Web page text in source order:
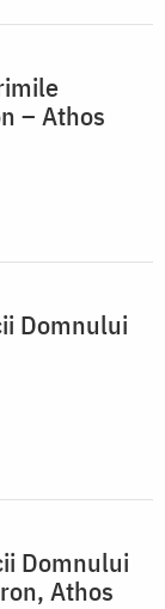
– Athos
Domnului
Domnului
Athos